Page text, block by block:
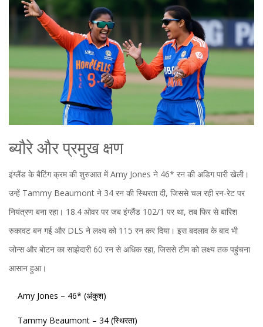
ब्यौरे और प्रमुख क्षण
इंग्लैंड के बैटिंग क्रम की शुरुआत में Amy Jones ने 46* रन की अडिग पारी खेली।
उन्हें Tammy Beaumont ने 34 रन की स्थिरता दी, जिससे चल रही रन‑रेट पर
नियंत्रण बना रहा। 18.4 ओवर पर जब इंग्लैंड 102/1 पर था, तब फिर से बारिश
रुकावट बन गई और DLS ने लक्ष्य को 115 रन कर दिया। इस बदलाव के बाद भी
जोन्स और बोटन का साझेदारी 60 रन से अधिक रहा, जिससे टीम को लक्ष्य तक पहुंचना
आसान हुआ।
Amy Jones – 46* (अंकुश)
Tammy Beaumont – 34 (स्थिरता)